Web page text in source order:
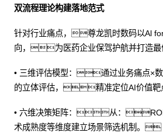
双流程理论构建落地范式
针对行业痛点，尊龙凯时数码以Al
向，为医药企业保驾护航并打造
• 三维评估模型：通过业务痛点×
的立体评估，精准定位AI价值
• 六维决策矩阵：从：
术成熟度等维度建立场景筛选机制。